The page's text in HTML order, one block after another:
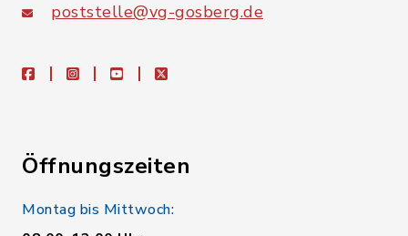
poststelle@vg-gosberg.de
facebookinstagramyoutubeX
Öffnungszeiten
Montag bis Mittwoch: